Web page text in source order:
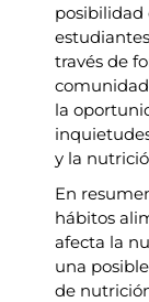
posibilidad
través de
la
y la
En
hábitos
afecta la
una
de